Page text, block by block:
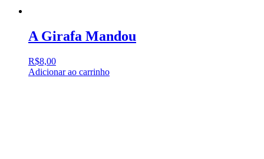
A Girafa Mandou
R$8,00
Adicionar ao carrinho